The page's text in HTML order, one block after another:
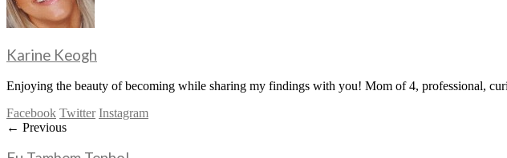
Karine Keogh
Enjoying the beauty of becoming while sharing my findings with you! Mom of 4, professional,
Facebook Twitter Instagram
← Previous